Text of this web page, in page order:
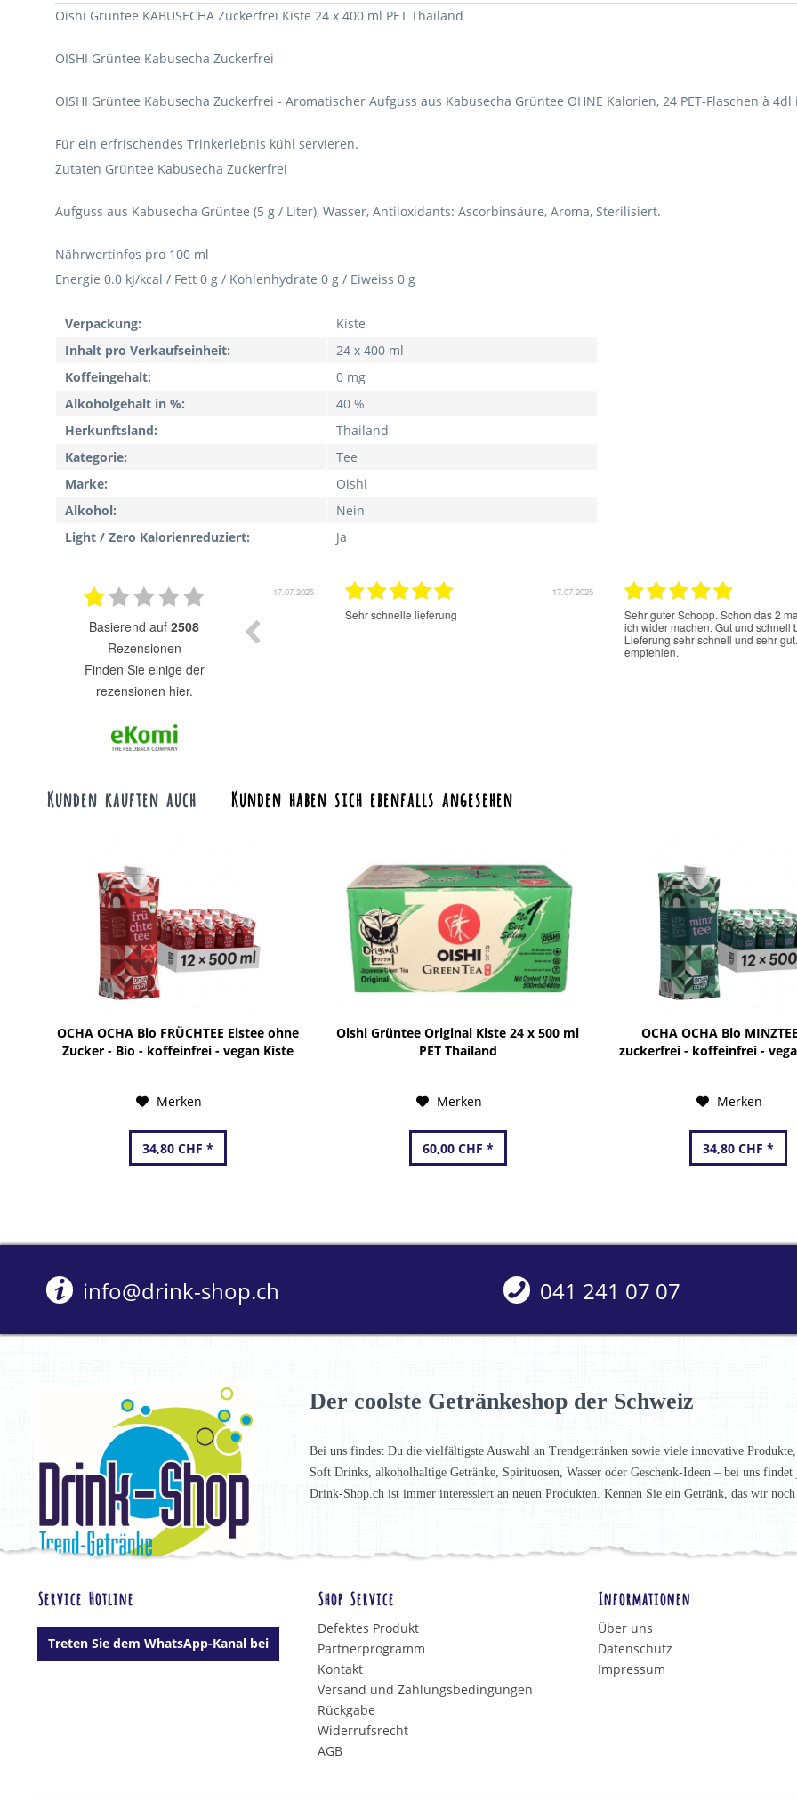
Oishi Grüntee KABUSECHA Zuckerfrei Kiste 24 x 400 ml PET Thailand
OISHI Grüntee Kabusecha Zuckerfrei
OISHI Grüntee Kabusecha Zuckerfrei - Aromatischer Aufguss aus Kabusecha Grüntee OHNE Kalorien, 24 PET-Flaschen à
Für ein erfrischendes Trinkerlebnis kühl servieren.
Zutaten Grüntee Kabusecha Zuckerfrei
Aufguss aus Kabusecha Grüntee (5 g / Liter), Wasser, Antiioxidants: Ascorbinsäure, Aroma, Sterilisiert.
Nährwertinfos pro 100 ml
Energie 0.0 kJ/kcal / Fett 0 g / Kohlenhydrate 0 g / Eiweiss 0 g
Verpackung:
Kiste
Inhalt pro Verkaufseinheit:
24 x 400 ml
Koffeingehalt:
0 mg
Alkoholgehalt in %:
40 %
Herkunftsland:
Thailand
Kategorie:
Tee
Marke:
Oishi
Alkohol:
Nein
Light / Zero Kalorienreduziert:
Ja
basierend auf 2508
Rezensionen
finden Sie einige der
rezensionen hier.
Sehr schnelle lieferung
Sehr guter Schopp. Schon das 2 mal bestellt.
ich wider machen. Gut und schnell bestellen.
Lieferung sehr schnell und sehr gut. Kann nur
Kunden kauften auch Kunden haben sich ebenfalls angesehen
OCHA OCHA Bio FRÜCHTEE Eistee ohne
Zucker - Bio - koffeinfrei - vegan Kiste
Merken
34,80 CHF *
Oishi Grüntee Original Kiste 24 x 500 ml
PET Thailand
Merken
60,00 CHF *
OCHA OCHA Bio
zuckerfrei - koffeinfrei -
Merken
34,80 CHF *
info@drink-shop.ch 041 241 07 07
Der coolste Getränkeshop der Schweiz
Bei uns findest Du die vielfältigste Auswahl an Trendgetränken sowie viele innovative
Soft Drinks, alkoholhaltige Getränke, Spirituosen, Wasser oder Geschenk-Ideen – bei uns
Drink-Shop.ch ist immer interessiert an neuen Produkten. Kennen Sie ein Getränk, das wir
Service Hotline
Treten Sie dem WhatsApp-Kanal bei
Shop Service
Defektes Produkt
Partnerprogramm
Kontakt
Versand und Zahlungsbedingungen
Rückgabe
Widerrufsrecht
AGB
Informationen
Über uns
Datenschutz
Impressum